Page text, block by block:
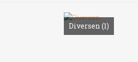
Diversen(1)